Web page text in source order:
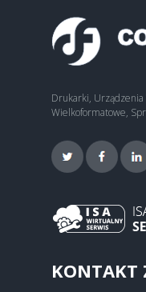
Drukarki,
Wielkoformatowe,
KONTAKT